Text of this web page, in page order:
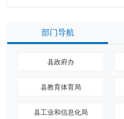
部门导航
县政府办
县教育体育局
县工业和信息化局